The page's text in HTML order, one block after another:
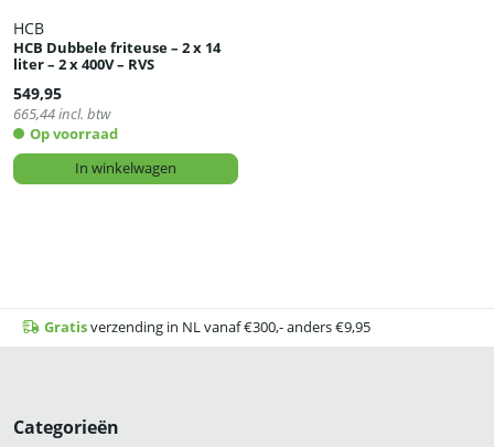
HCB
HCB Dubbele friteuse – 2 x 14
liter – 2 x 400V – RVS
549,95
665,44incl. btw
Op voorraad
In winkelwagen
Gratisverzending in NL vanaf €300,- anders €9,95
Categorieën